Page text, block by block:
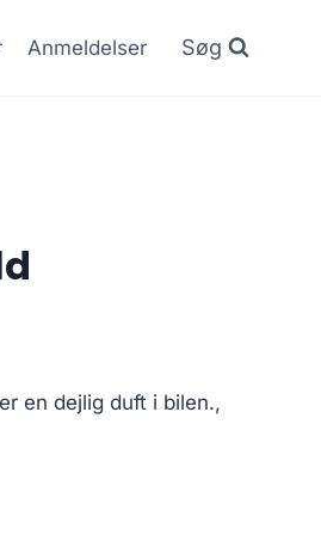
Anmeldelser Søg
en dejlig duft i bilen.,